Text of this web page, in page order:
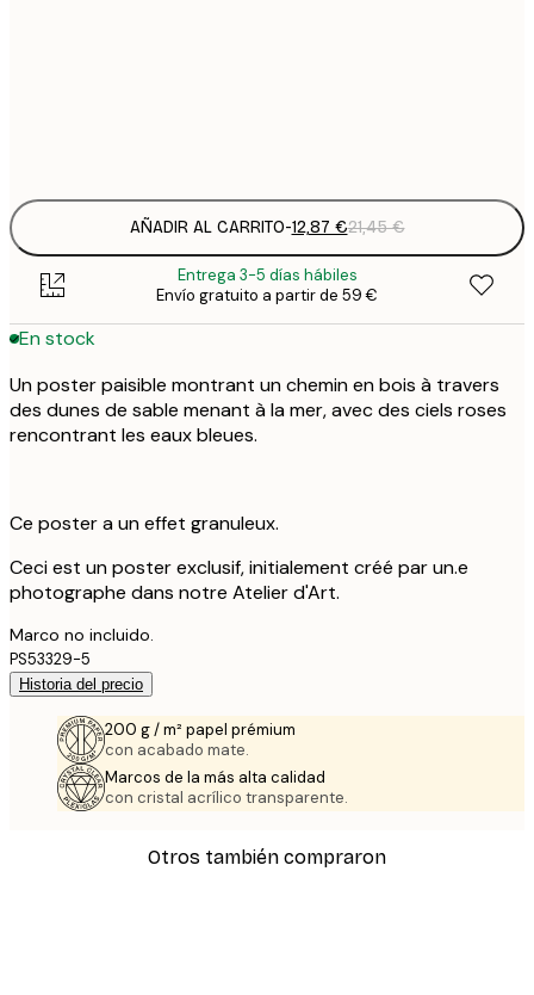
AÑADIR AL CARRITO-12,87 €21,45 €
Entrega 3-5 días hábiles
Envío gratuito a partir de 59 €
En stock
Un poster paisible montrant un chemin en bois à travers
des dunes de sable menant à la mer, avec des ciels roses
rencontrant les eaux bleues.
Ce poster a un effet granuleux.
Ceci est un poster exclusif, initialement créé par un.e
photographe dans notre Atelier d'Art.
Marco no incluido.
PS53329-5
Historia del precio
200 g / m² papel prémium
con acabado mate.
Marcos de la más alta calidad
con cristal acrílico transparente.
Otros también compraron